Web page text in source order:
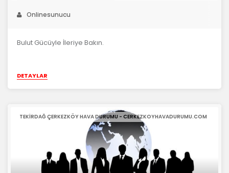
Onlinesunucu
Bulut Gücüyle İleriye Bakın.
DETAYLAR
TEKIRDAĞ ÇERKEZKÖY HAVA DURUMU - CERKEZKOYHAVADURUMU.COM